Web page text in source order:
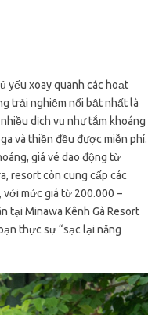
yếu xoay quanh các hoạt
trải nghiệm nổi bật nhất là
dịch vụ như tắm khoáng
và thiền đều được miễn phí.
giá vé dao động từ
resort còn cung cấp các
với mức giá từ 200.000 –
tại Minawa Kênh Gà Resort
thực sự “sạc lại năng